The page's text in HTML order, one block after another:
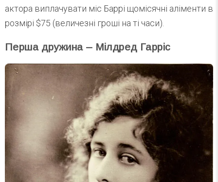
актора виплачувати міс Баррі щомісячні аліменти в
розмірі $75 (величезні гроші на ті часи).
Перша дружина – Мілдред Гарріс